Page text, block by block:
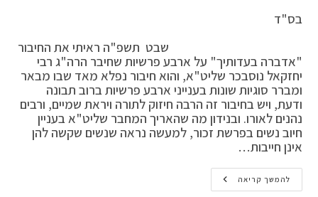
בס"ד
שבט תשפ"ה ראיתי את החיבור
"אדברה בעדותיך" על ארבע פרשיות שחיבר הרה"ג רבי
יחזקאל נוסבכר שליט"א, והוא חיבור נפלא מאד שבו מבאר
ומברר סוגיות שונות בענייני ארבע פרשיות ברוב תבונה
ודעת, ויש בחיבור זה הרבה חיזוק לתורה ויראת שמיים, ורבים
נהנים לאורו. ובנידון מה שהאריך המחבר שליט"א בעניין
חיוב נשים בפרשת זכור, למעשה נראה שנשים שקשה להן
אינן חייבות…
להמשך קריאה בעניין
חיוב